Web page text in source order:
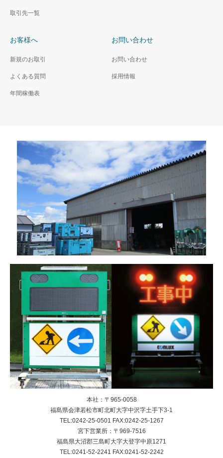
取引先一覧
お客様へ
新規のお取引
よくある質問
年間稼働表
お問い合わせ
お問い合わせ
採用情報
本社：〒965-0058
福島県会津若松市町北町大字中沢字土手下3-1
TEL:0242-25-0501 FAX:0242-25-1267
宮下営業所：〒969-7516
福島県大沼郡三島町大字大登字中原1271
TEL:0241-52-2241 FAX:0241-52-2242